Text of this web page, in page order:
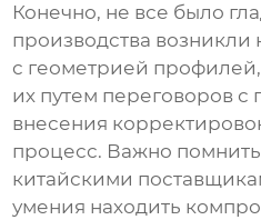
Конечно, не все было
производства
с геометрией
их путем переговоров с
внесения
процесс. Важно
китайскими
умения находить